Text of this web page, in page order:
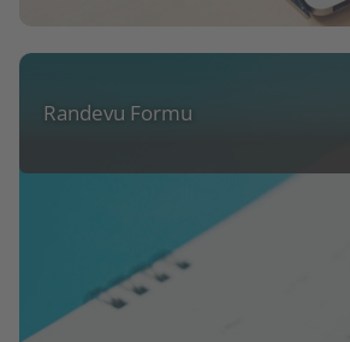
Randevu Formu